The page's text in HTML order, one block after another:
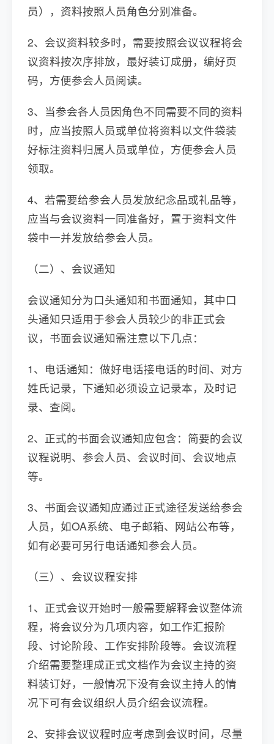
员），资料按照人员角色分别准备。
2、会议资料较多时，需要按照会议议程将会
议资料按次序排放，最好装订成册，编好页
码，方便参会人员阅读。
3、当参会各人员因角色不同需要不同的资料
时，应当按照人员或单位将资料以文件袋装
好标注资料归属人员或单位，方便参会人员
领取。
4、若需要给参会人员发放纪念品或礼品等，
应当与会议资料一同准备好，置于资料文件
袋中一并发放给参会人员。
（二）、会议通知
会议通知分为口头通知和书面通知，其中口
头通知只适用于参会人员较少的非正式会
议，书面会议通知需注意以下几点：
1、电话通知：做好电话接电话的时间、对方
姓氏记录，下通知必须设立记录本，及时记
录、查阅。
2、正式的书面会议通知应包含：简要的会议
议程说明、参会人员、会议时间、会议地点
等。
3、书面会议通知应通过正式途径发送给参会
人员，如OA系统、电子邮箱、网站公布等，
如有必要可另行电话通知参会人员。
（三）、会议议程安排
1、正式会议开始时一般需要解释会议整体流
程，将会议分为几项内容，如工作汇报阶
段、讨论阶段、工作安排阶段等。会议流程
介绍需要整理成正式文档作为会议主持的资
料装订好，一般情况下没有会议主持人的情
况下可有会议组织人员介绍会议流程。
2、安排会议议程时应考虑到会议时间，尽量